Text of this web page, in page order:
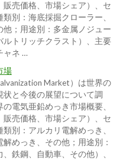
販売価格、市場シェア）、セ
別：海底採掘クローラー、
他；用途別：多金属ノジュー
ルトリッチクラスト）、主要
ャネ …
場
Market）は世界の
と今後の展望について調
電気亜鉛めっき市場概要、
販売価格、市場シェア）、セ
別：アルカリ電解めっき、
めっき、その他；用途別：
鉄鋼、自動車、その他）、